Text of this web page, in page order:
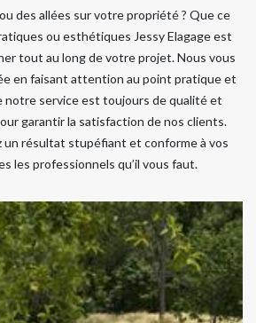
des allées sur votre propriété ? Que ce
ou esthétiques Jessy Elagage est
tout au long de votre projet. Nous vous
en faisant attention au point pratique et
notre service est toujours de qualité et
garantir la satisfaction de nos clients.
un résultat stupéfiant et conforme à vos
les professionnels qu’il vous faut.